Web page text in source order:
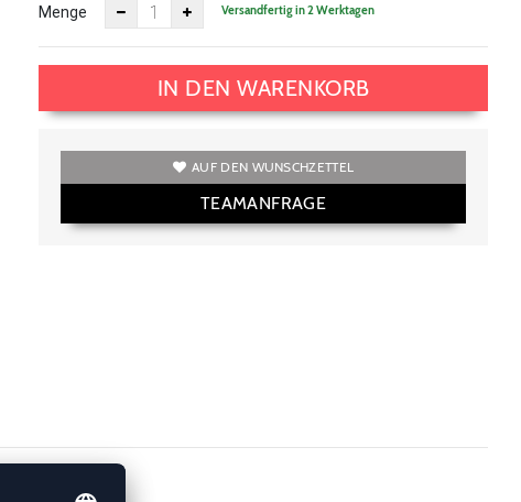
Menge Versandfertig in 2 Werktagen
IN DEN WARENKORB
AUF DEN WUNSCHZETTEL
TEAMANFRAGE